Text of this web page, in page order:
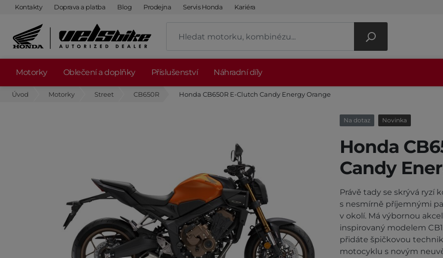
Kontakty Doprava a platba Blog Prodejna Servis Honda Kariéra
Motorky Oblečení a doplňky Příslušenství Náhradní díly
Úvod Motorky Street CB650R Honda CB650R E-Clutch Candy Energy Orange
Na dotaz Novinka
Honda
Candy
Právě tady se skrývá ryzí
s nesmírně příjemnými
v okolí. Má výbornou
inspirovaný modelem
přidáte špičkovou
motocyklu s novým